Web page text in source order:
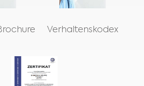
Verhaltenskodex